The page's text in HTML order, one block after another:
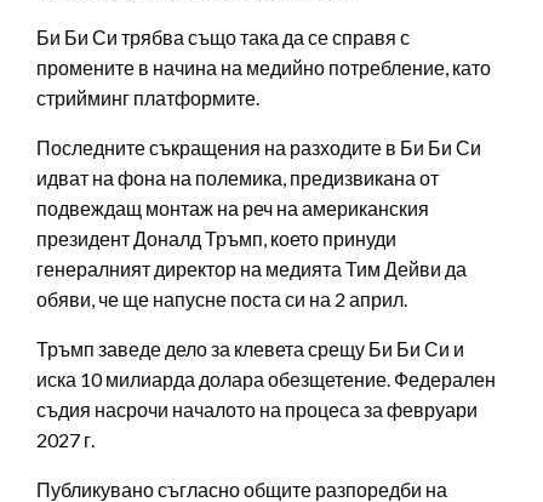
Би Би Си трябва също така да се справя с
промените в начина на медийно потребление, като
стрийминг платформите.
Последните съкращения на разходите в Би Би Си
идват на фона на полемика, предизвикана от
подвеждащ монтаж на реч на американския
президент Доналд Тръмп, което принуди
генералният директор на медията Тим Дейви да
обяви, че ще напусне поста си на 2 април.
Тръмп заведе дело за клевета срещу Би Би Си и
иска 10 милиарда долара обезщетение. Федерален
съдия насрочи началото на процеса за февруари
2027 г.
Публикувано съгласно общите разпоредби на